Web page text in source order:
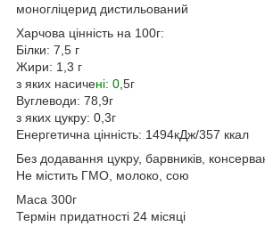
моногліцерид дистильований
Харчова цінність на 100г:
Білки: 7,5 г
Жири: 1,3 г
з яких насичені: 0 ,5г
Вуглеводи: 78,9г
з яких цукру: 0,3г
Енергетична цінність: 1494кДж/357 ккал
Без додавання цукру, барвників,
Не містить ГМО, молоко, сою
Маса 300г
Термін придатності 24 місяці